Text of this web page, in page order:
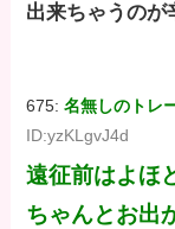
出来ちゃうのが
675:名無しのトレ
ID:yzKLgvJ4d
遠征前はよほ
ちゃんとお出